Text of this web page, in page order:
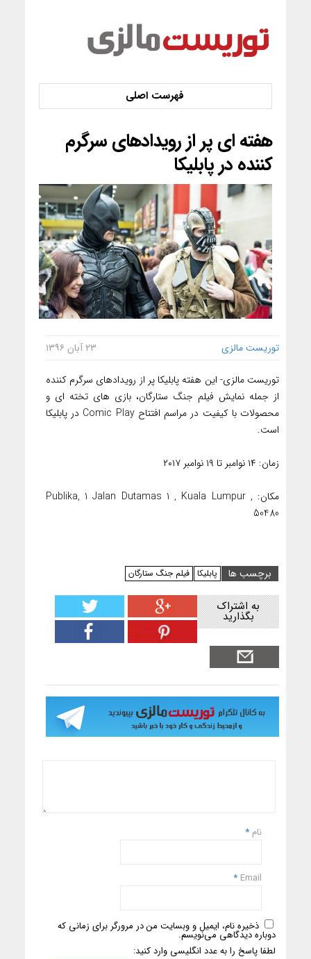
هفته ای پر از رویدادهای سرگرم
کننده در پابلیکا
توریست مالزی ۲۳ آبان ۱۳۹۶
توریست مالزی- این هفته پابلیکا پر از رویدادهای سرگرم کننده
از جمله نمایش فیلم جنگ ستارگان، بازی های تخته ای و
محصولات با کیفیت در مراسم افتتاح Comic Play در پابلیکا
است.
زمان: ۱۴ نوامبر تا ۱۹ نوامبر ۲۰۱۷
مکان: Publika, 1 Jalan Dutamas 1 , Kuala Lumpur ,
50480
برچسب ها پابلیکا فیلم جنگ ستارگان
به اشتراک
بگذارید
نام *
Email
*
ذخیره نام، ایمیل و وبسایت من در مرورگر برای زمانی که
دوباره دیدگاهی می‌نویسم.
لطفا پاسخ را به عدد انگلیسی وارد کنید: